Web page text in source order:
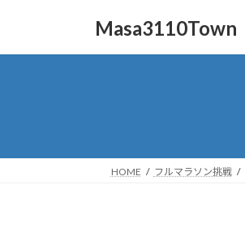
Masa3110Town
HOME フルマラソン挑戦